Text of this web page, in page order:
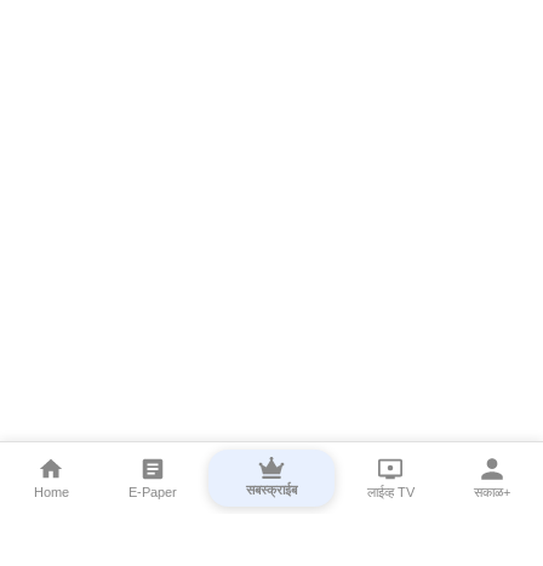
Home E-Paper सबस्क्राईब लाईव्ह TV सकाळ+